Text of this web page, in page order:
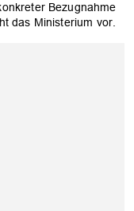
Bezugnahme
das Ministerium vor.